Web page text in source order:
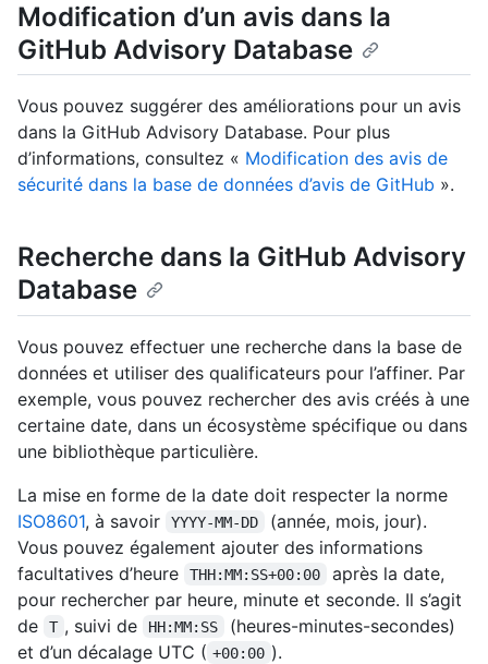
Modification d’un avis dans la
GitHub Advisory Database
Vous pouvez suggérer des améliorations pour un avis
dans la GitHub Advisory Database. Pour plus
d’informations, consultez « Modification des avis de
sécurité dans la base de données d’avis de GitHub ».
Recherche dans la GitHub Advisory
Database
Vous pouvez effectuer une recherche dans la base de
données et utiliser des qualificateurs pour l’affiner. Par
exemple, vous pouvez rechercher des avis créés à une
certaine date, dans un écosystème spécifique ou dans
une bibliothèque particulière.
La mise en forme de la date doit respecter la norme
ISO8601, à savoir YYYY-MM-DD
(année, mois, jour).
Vous pouvez également ajouter des informations
facultatives d’heure
THH:MM:SS+00:00
après la date,
pour rechercher par heure, minute et seconde. Il s’agit
de
T , suivi de HH:MM:SS
(heures-minutes-secondes)
et d’un décalage UTC ( +00:00 ).